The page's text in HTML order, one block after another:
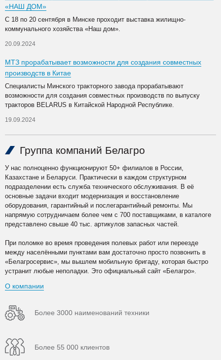
«НАШ ДОМ»
С 18 по 20 сентября в Минске проходит выставка жилищно-
коммунального хозяйства «Наш дом».
20.09.2024
МТЗ прорабатывает возможности для создания совместных
производств в Китае
Специалисты Минского тракторного завода прорабатывают
возможности для создания совместных производств по выпуску
тракторов BELARUS в Китайской Народной Республике.
19.09.2024
Группа компаний Белагро
У нас полноценно функционируют 50+ филиалов в России,
Казахстане и Беларуси. Практически в каждом структурном
подразделении есть служба технического обслуживания. В её
основные задачи входит модернизация и восстановление
оборудования, гарантийный и послегарантийный ремонты. Мы
напрямую сотрудничаем более чем с 700 поставщиками, в каталоге
представлено свыше 40 тыс. артикулов запасных частей.
При поломке во время проведения полевых работ или переезде
между населёнными пунктами вам достаточно просто позвонить в
«Белагросервис», мы вышлем мобильную бригаду, которая быстро
устранит любые неполадки. Это официальный сайт «Белагро».
О компании
Более 3000 наименований техники
Более 55 000 клиентов